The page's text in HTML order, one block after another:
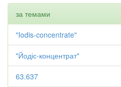
за темами
"Iodis-concentrate"
"Йодіс-концентрат"
63.637